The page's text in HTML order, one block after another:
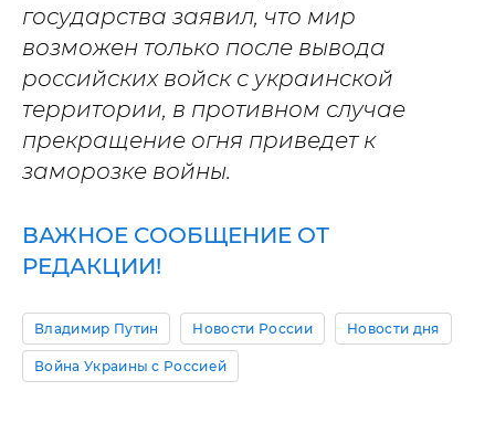
государства заявил, что мир
возможен только после вывода
российских войск с украинской
территории, в противном случае
прекращение огня приведет к
заморозке войны.
ВАЖНОЕ СООБЩЕНИЕ ОТ
РЕДАКЦИИ!
Владимир Путин Новости России Новости дня
Война Украины с Россией